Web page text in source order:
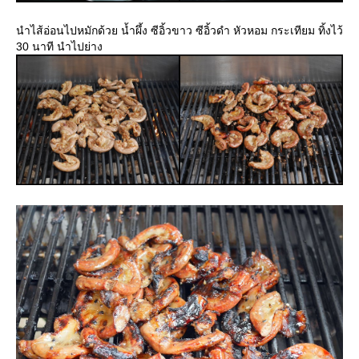
นำไส้อ่อนไปหมักด้วย น้ำผึ้ง ซีอิ้วขาว ซีอิ้วดำ หัวหอม กระเทียม ทิ้งไว้
30 นาที นำไปย่าง